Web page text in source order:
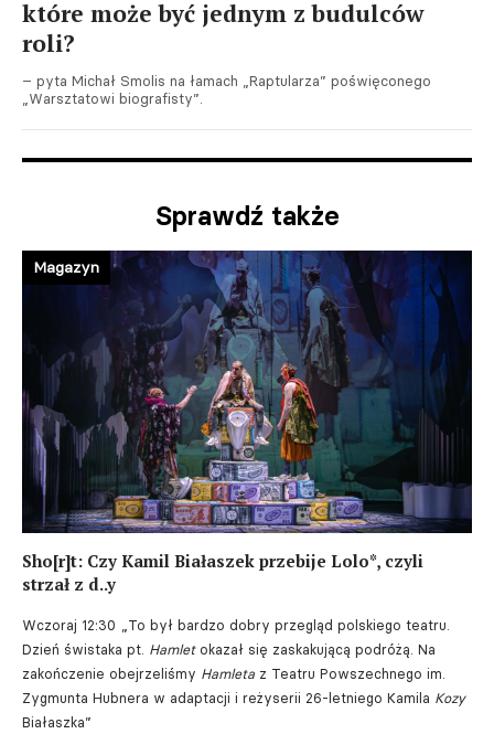
które może być jednym z budulców
roli?
– pyta Michał Smolis na łamach „Raptularza” poświęconego
„Warsztatowi biografisty”.
Sprawdź także
Sho[r]t: Czy Kamil Białaszek przebije Lolo*, czyli
strzał z d..y
Wczoraj 12:30
„To był bardzo dobry przegląd polskiego teatru.
Dzień świstaka pt. Hamletokazał się zaskakującą podróżą. Na
zakończenie obejrzeliśmy Hamleta z Teatru Powszechnego im.
Zygmunta Hubnera w adaptacji i reżyserii 26-letniego Kamila Kozy
Białaszka”
Magazyn